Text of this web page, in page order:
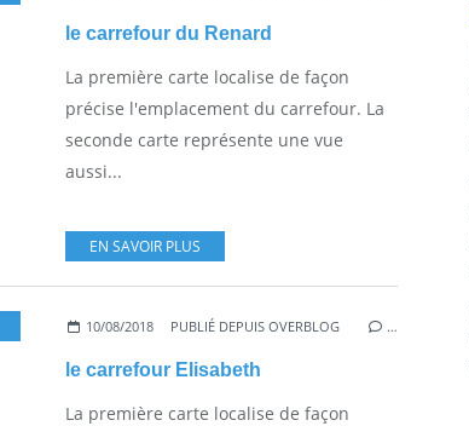
le carrefour du Renard
La première carte localise de façon
précise l'emplacement du carrefour. La
seconde carte représente une vue
aussi...
EN SAVOIR PLUS
10/08/2018 PUBLIÉ DEPUIS OVERBLOG …
le carrefour Elisabeth
La première carte localise de façon